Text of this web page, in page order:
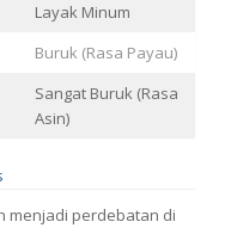
Layak Minum
Buruk (Rasa Payau)
Sangat Buruk (Rasa
Asin)
menjadi perdebatan di